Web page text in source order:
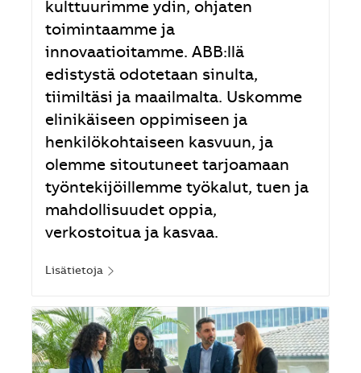
kulttuurimme ydin, ohjaten
toimintaamme ja
innovaatioitamme. ABB:llä
edistystä odotetaan sinulta,
tiimiltäsi ja maailmalta. Uskomme
elinikäiseen oppimiseen ja
henkilökohtaiseen kasvuun, ja
olemme sitoutuneet tarjoamaan
työntekijöillemme työkalut, tuen ja
mahdollisuudet oppia,
verkostoitua ja kasvaa.
Lisätietoja